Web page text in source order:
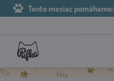
Tento mesiac pomáhame: